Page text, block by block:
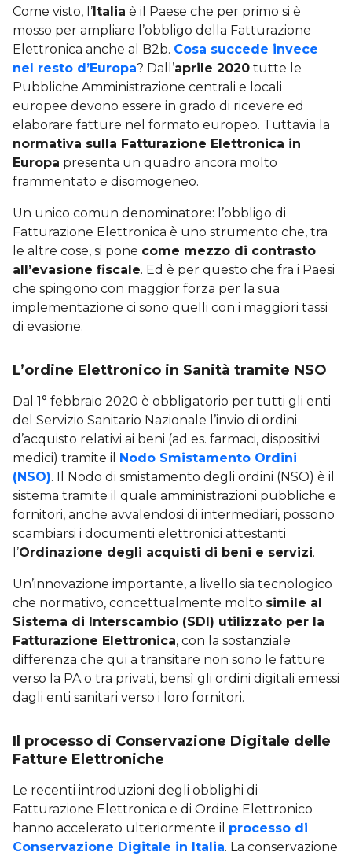
Come visto, l’Italia è il Paese che per primo si è
mosso per ampliare l’obbligo della Fatturazione
Elettronica anche al B2b. Cosa succede invece
nel resto d’Europa? Dall’aprile 2020 tutte le
Pubbliche Amministrazione centrali e locali
europee devono essere in grado di ricevere ed
elaborare fatture nel formato europeo. Tuttavia la
normativa sulla Fatturazione Elettronica in
Europa presenta un quadro ancora molto
frammentato e disomogeneo.
Un unico comun denominatore: l’obbligo di
Fatturazione Elettronica è uno strumento che, tra
le altre cose, si pone come mezzo di contrasto
all’evasione fiscale. Ed è per questo che fra i Paesi
che spingono con maggior forza per la sua
implementazione ci sono quelli con i maggiori tassi
di evasione.
L’ordine Elettronico in Sanità tramite NSO
Dal 1° febbraio 2020 è obbligatorio per tutti gli enti
del Servizio Sanitario Nazionale l’invio di ordini
d’acquisto relativi ai beni (ad es. farmaci, dispositivi
medici) tramite il Nodo Smistamento Ordini
(NSO). Il Nodo di smistamento degli ordini (NSO) è il
sistema tramite il quale amministrazioni pubbliche e
fornitori, anche avvalendosi di intermediari, possono
scambiarsi i documenti elettronici attestanti
l’Ordinazione degli acquisti di beni e servizi.
Un’innovazione importante, a livello sia tecnologico
che normativo, concettualmente molto simile al
Sistema di Interscambio (SDI) utilizzato per la
Fatturazione Elettronica, con la sostanziale
differenza che qui a transitare non sono le fatture
verso la PA o tra privati, bensì gli ordini digitali emessi
dagli enti sanitari verso i loro fornitori.
Il processo di Conservazione Digitale delle
Fatture Elettroniche
Le recenti introduzioni degli obblighi di
Fatturazione Elettronica e di Ordine Elettronico
hanno accelerato ulteriormente il processo di
Conservazione Digitale in Italia. La conservazione